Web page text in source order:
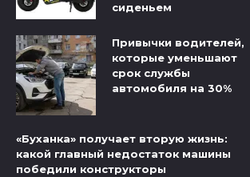
сиденьем
Привычки водителей,
которые уменьшают
срок службы
автомобиля на 30%
«Буханка» получает вторую жизнь:
какой главный недостаток машины
победили конструкторы